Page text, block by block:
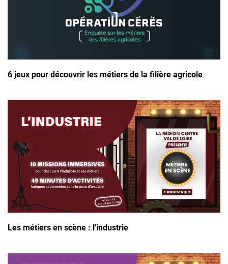
6 jeux pour découvrir les métiers de la filière agricole
Les métiers en scène : l'industrie